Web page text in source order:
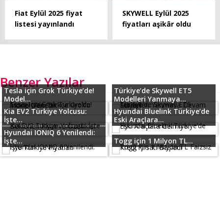
Fiat Eylül 2025 fiyat
listesi yayınlandı
SKYWELL Eylül 2025
fiyatları aşikâr oldu
Benzer Yazılar
Tesla için Grok Türkiye’de!
Model...
Türkiye’de Skywell ET5
Modelleri Yanmaya...
Kia EV2 Türkiye Yolcusu:
İşte...
Hyundai Bluelink Türkiye’de
Eski Araçlara...
Hyundai IONIQ 6 Yenilendi:
İşte...
Togg için 1 Milyon TL...